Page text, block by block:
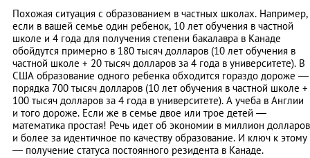
Похожая ситуация с образованием в частных школах. Например,
если в вашей семье один ребенок, 10 лет обучения в частной
школе и 4 года для получения степени бакалавра в Канаде
обойдутся примерно в 180 тысяч долларов (10 лет обучения в
частной школе + 20 тысяч долларов за 4 годa в университете). В
США образование одного ребенка обходится гораздо дороже —
порядка 700 тысяч долларов (10 лет обучения в частной школе +
100 тысяч долларов за 4 годa в университете). А учеба в Англии
и того дороже. Если же в семье двое или трое детей —
математика простая! Речь идет об экономии в миллион долларов
и более за идентичное по качеству образование. И ключ к этому
— получение статуса постоянного резидента в Канаде.